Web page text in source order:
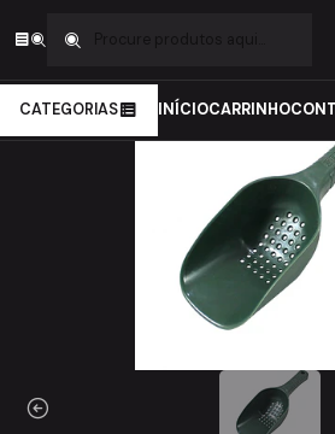
CATEGORIAS INÍCIOCARRINHO
ZFISH